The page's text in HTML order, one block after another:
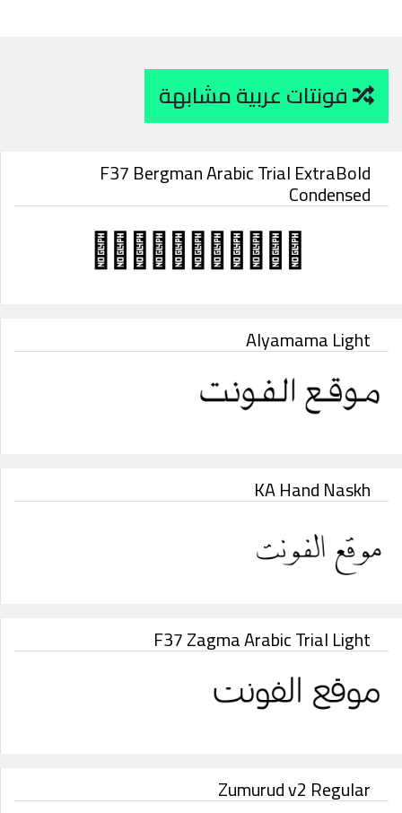
F37 Bergman Arabic Trial ExtraBold
Condensed
Alyamama Light
KA Hand Naskh
F37 Zagma Arabic Trial Light
Zumurud v2 Regular